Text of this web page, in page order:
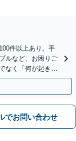
件以上あり。手
ルなど、お困りご
なく「何が起きた
可】
でお問い合わせ